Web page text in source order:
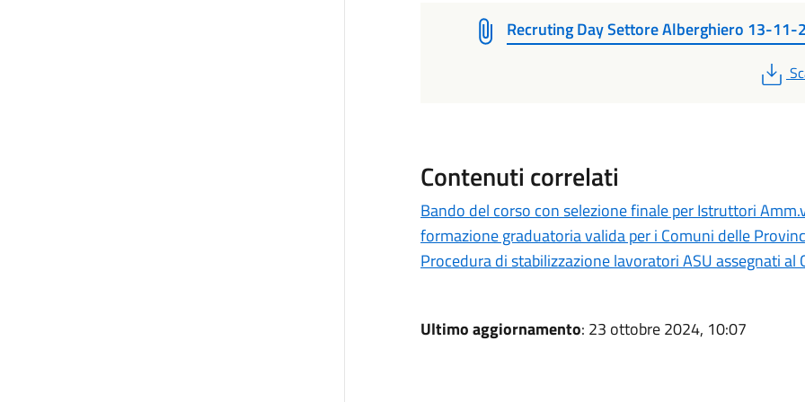
Recruting Day Settore Alberghiero 13-11-
Contenuti correlati
Bando del corso con selezione finale per Istruttori
formazione graduatoria valida per i Comuni delle
Procedura di stabilizzazione lavoratori ASU assegnati al
Ultimo aggiornamento: 23 ottobre 2024, 10:07